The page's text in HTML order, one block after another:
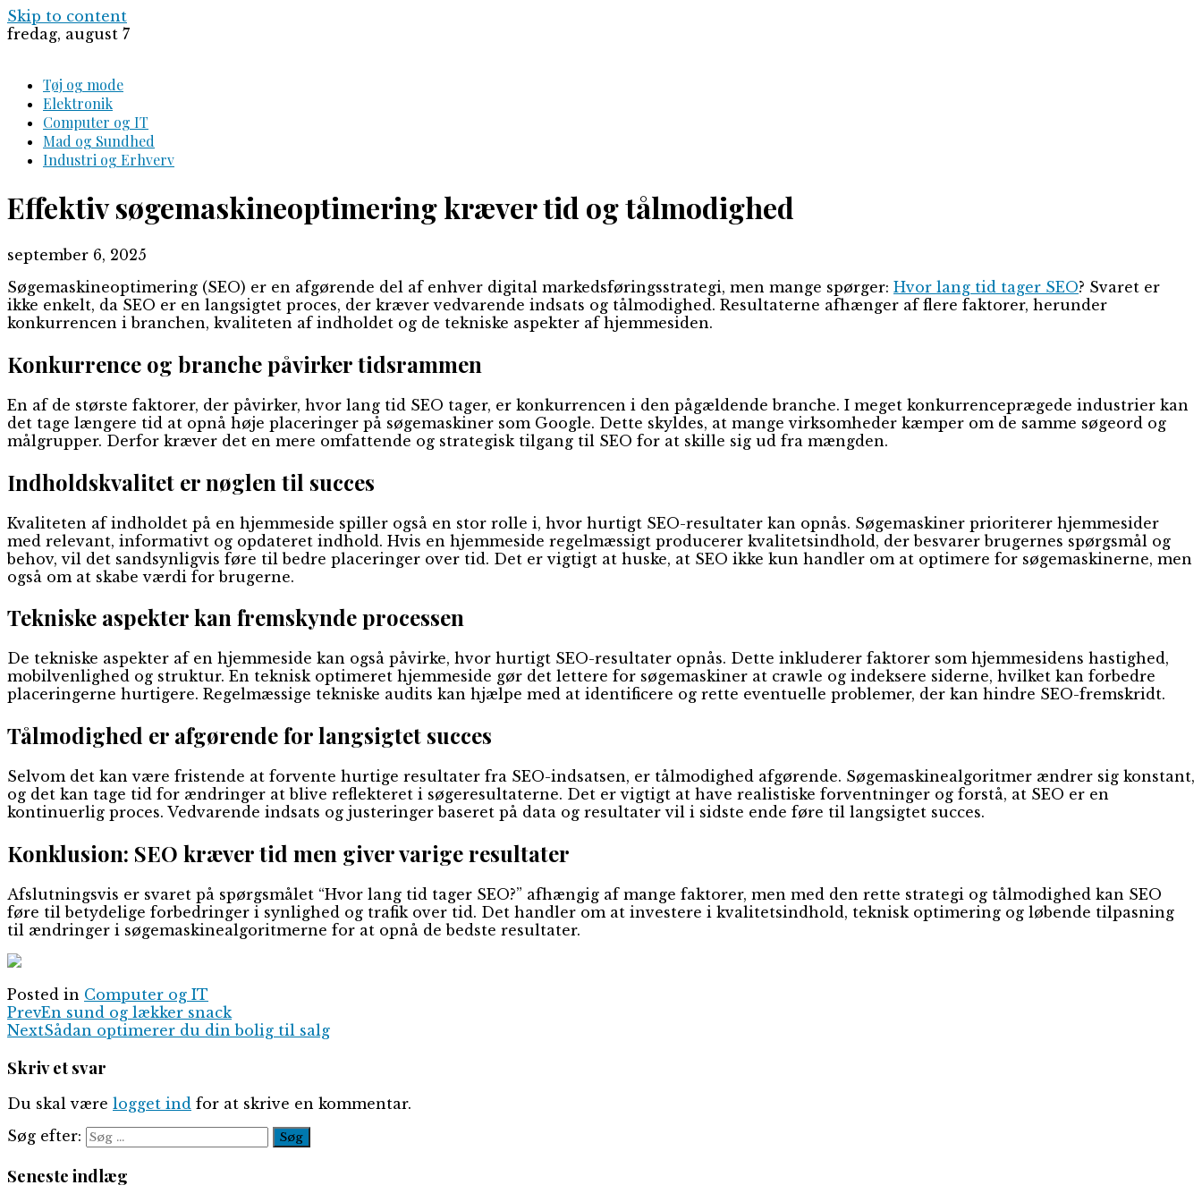
Skip to content
fredag, august 7
Tøj og mode
Elektronik
Computer og IT
Mad og Sundhed
Industri og Erhverv
Effektiv søgemaskineoptimering kræver tid og tålmodighed
september 6, 2025
Søgemaskineoptimering (SEO) er en afgørende del af enhver digital markedsføringsstrategi, men mange spørger: Hvor lang tid tager SEO? Svaret er
ikke enkelt, da SEO er en langsigtet proces, der kræver vedvarende indsats og tålmodighed. Resultaterne afhænger af flere faktorer, herunder
konkurrencen i branchen, kvaliteten af indholdet og de tekniske aspekter af hjemmesiden.
Konkurrence og branche påvirker tidsrammen
En af de største faktorer, der påvirker, hvor lang tid SEO tager, er konkurrencen i den pågældende branche. I meget konkurrenceprægede industrier kan
det tage længere tid at opnå høje placeringer på søgemaskiner som Google. Dette skyldes, at mange virksomheder kæmper om de samme søgeord og
målgrupper. Derfor kræver det en mere omfattende og strategisk tilgang til SEO for at skille sig ud fra mængden.
Indholdskvalitet er nøglen til succes
Kvaliteten af indholdet på en hjemmeside spiller også en stor rolle i, hvor hurtigt SEO-resultater kan opnås. Søgemaskiner prioriterer hjemmesider
med relevant, informativt og opdateret indhold. Hvis en hjemmeside regelmæssigt producerer kvalitetsindhold, der besvarer brugernes spørgsmål og
behov, vil det sandsynligvis føre til bedre placeringer over tid. Det er vigtigt at huske, at SEO ikke kun handler om at optimere for søgemaskinerne, men
også om at skabe værdi for brugerne.
Tekniske aspekter kan fremskynde processen
De tekniske aspekter af en hjemmeside kan også påvirke, hvor hurtigt SEO-resultater opnås. Dette inkluderer faktorer som hjemmesidens hastighed,
mobilvenlighed og struktur. En teknisk optimeret hjemmeside gør det lettere for søgemaskiner at crawle og indeksere siderne, hvilket kan forbedre
placeringerne hurtigere. Regelmæssige tekniske audits kan hjælpe med at identificere og rette eventuelle problemer, der kan hindre SEO-fremskridt.
Tålmodighed er afgørende for langsigtet succes
Selvom det kan være fristende at forvente hurtige resultater fra SEO-indsatsen, er tålmodighed afgørende. Søgemaskinealgoritmer ændrer sig konstant,
og det kan tage tid for ændringer at blive reflekteret i søgeresultaterne. Det er vigtigt at have realistiske forventninger og forstå, at SEO er en
kontinuerlig proces. Vedvarende indsats og justeringer baseret på data og resultater vil i sidste ende føre til langsigtet succes.
Konklusion: SEO kræver tid men giver varige resultater
Afslutningsvis er svaret på spørgsmålet “Hvor lang tid tager SEO?” afhængig af mange faktorer, men med den rette strategi og tålmodighed kan SEO
føre til betydelige forbedringer i synlighed og trafik over tid. Det handler om at investere i kvalitetsindhold, teknisk optimering og løbende tilpasning
til ændringer i søgemaskinealgoritmerne for at opnå de bedste resultater.
Posted in Computer og IT
PrevEn sund og lækker snack
NextSådan optimerer du din bolig til salg
Skriv et svar
Du skal være logget ind for at skrive en kommentar.
Søg efter:
Seneste indlæg